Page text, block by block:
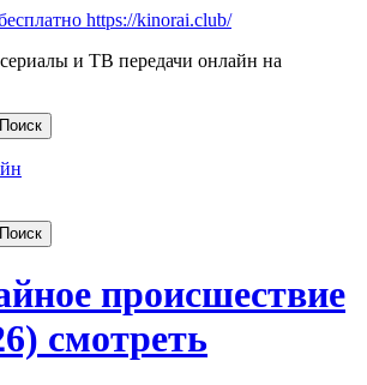
и ТВ передачи онлайн на
происшествие
смотреть